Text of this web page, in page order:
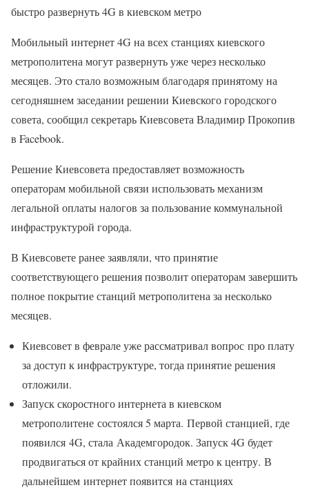
быстро развернуть 4G в киевском метро
Мобильный интернет 4G на всех станциях киевского
метрополитена могут развернуть уже через несколько
месяцев. Это стало возможным благодаря принятому на
сегодняшнем заседании решении Киевского городского
совета, сообщил секретарь Киевсовета Владимир Прокопив
в Facebook.
Решение Киевсовета предоставляет возможность
операторам мобильной связи использовать механизм
легальной оплаты налогов за пользование коммунальной
инфраструктурой города.
В Киевсовете ранее заявляли, что принятие
соответствующего решения позволит операторам завершить
полное покрытие станций метрополитена за несколько
месяцев.
Киевсовет в феврале уже рассматривал вопрос про плату
за доступ к инфраструктуре, тогда принятие решения
отложили.
Запуск скоростного интернета в киевском
метрополитене состоялся 5 марта. Первой станцией, где
появился 4G, стала Академгородок. Запуск 4G будет
продвигаться от крайних станций метро к центру. В
дальнейшем интернет появится на станциях